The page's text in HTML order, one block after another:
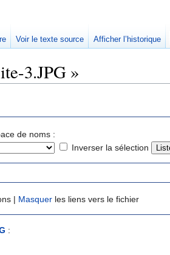
3.JPG »
de noms :
Inverser la sélection
| Masquer les liens vers le fichier
:
Voir le texte source Afficher l’historique